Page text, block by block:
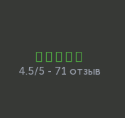
4.5/5 - 71 отзыв